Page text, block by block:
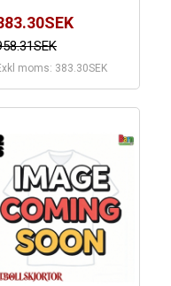
moms: 383.30SEK